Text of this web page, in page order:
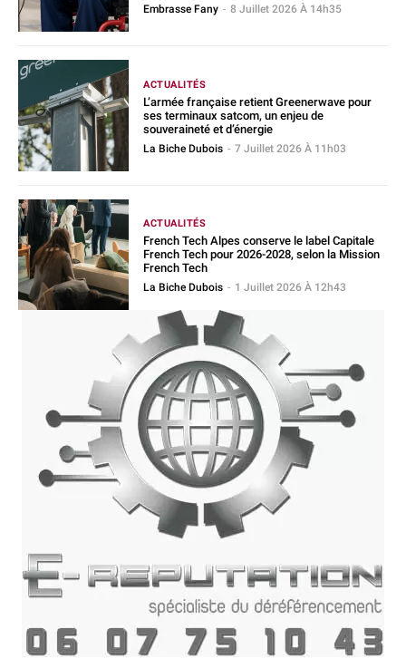
Embrasse Fany - 8 Juillet 2026 À 14h35
ACTUALITÉS
L’armée française retient Greenerwave pour
ses terminaux satcom, un enjeu de
souveraineté et d’énergie
La Biche Dubois - 7 Juillet 2026 À 11h03
ACTUALITÉS
French Tech Alpes conserve le label Capitale
French Tech pour 2026-2028, selon la Mission
French Tech
La Biche Dubois - 1 Juillet 2026 À 12h43